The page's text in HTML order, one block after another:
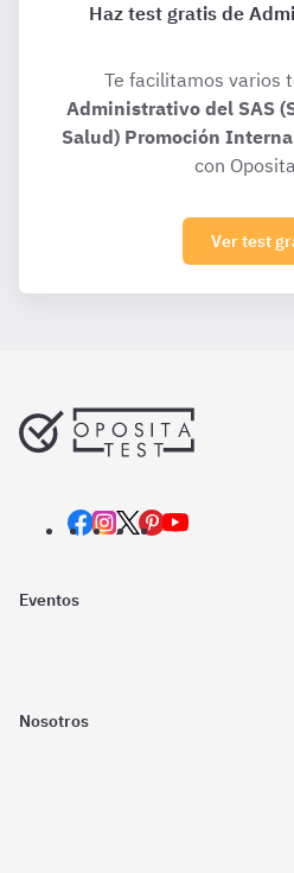
Haz test gratis de
Te facilitamos varios
Administrativo del SAS
Salud) Promoción Interna
con
Ver test
Eventos
Nosotros